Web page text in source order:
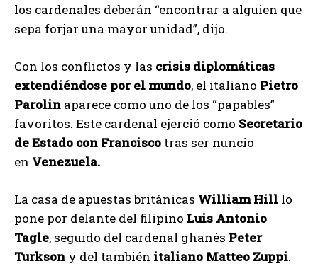
los cardenales deberán “encontrar a alguien que
sepa forjar una mayor unidad”, dijo.
Con los conflictos y las crisis diplomáticas
extendiéndose por el mundo, el italiano Pietro
Parolin aparece como uno de los “papables”
favoritos. Este cardenal ejerció como Secretario
de Estado con Francisco tras ser nuncio
en Venezuela.
La casa de apuestas británicas William Hill lo
pone por delante del filipino Luis Antonio
Tagle, seguido del cardenal ghanés Peter
Turkson y del también italiano Matteo Zuppi.